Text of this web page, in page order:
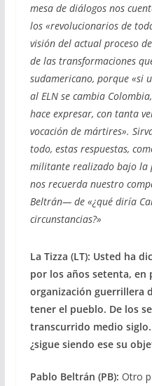
mesa de diálogos nos
los «revolucionarios de
visión del actual proceso
de las transformaciones
sudamericano, porque «si
al ELN se cambia
hace expresar, con tanta
vocación de mártires».
todo, estas respuestas,
militante realizado bajo la
nos recuerda nuestro
Beltrán— de «¿qué diría
circunstancias?»
La Tizza (LT): Usted ha
por los años setenta, en
organización guerrillera
tener el pueblo. De los
transcurrido medio
¿sigue siendo ese su
Pablo Beltrán (PB): Otro